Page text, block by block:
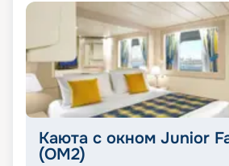
Каюта с окном Junior
(OM2)